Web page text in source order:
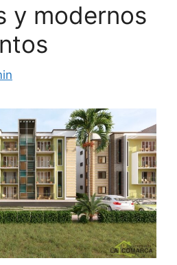
y modernos